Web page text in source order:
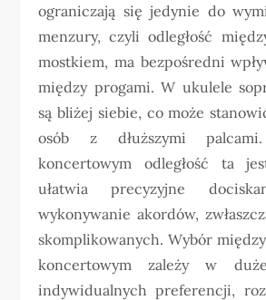
ograniczają się jedynie do
menzury, czyli odległość
mostkiem, ma bezpośredni
między progami. W ukulele
są bliżej siebie, co może
osób z dłuższymi
koncertowym odległość ta
ułatwia precyzyjne
wykonywanie akordów,
skomplikowanych. Wybór
koncertowym zależy w
indywidualnych preferencji,